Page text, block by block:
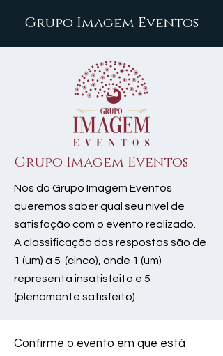
Grupo Imagem Eventos
Grupo Imagem Eventos
Nós do Grupo Imagem Eventos
queremos saber qual seu nível de
satisfação com o evento realizado.
A classificação das respostas são de
1 (um) a 5 (cinco), onde 1 (um)
representa insatisfeito e 5
(plenamente satisfeito)
Confirme o evento em que está